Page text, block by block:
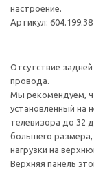
настроение.
Артикул: 604.199.38
Отсутствие
провода.
Мы рекомендуем,
установленный на
телевизора до 32
большего размера,
нагрузки на
Верхняя панель